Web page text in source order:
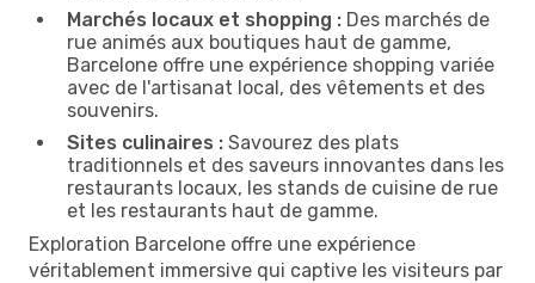
Marchés locaux et shopping : Des marchés de
rue animés aux boutiques haut de gamme,
Barcelone offre une expérience shopping variée
avec de l'artisanat local, des vêtements et des
souvenirs.
Sites culinaires : Savourez des plats
traditionnels et des saveurs innovantes dans les
restaurants locaux, les stands de cuisine de rue
et les restaurants haut de gamme.
Exploration Barcelone offre une expérience
véritablement immersive qui captive les visiteurs par